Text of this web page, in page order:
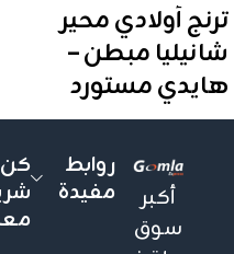
ترنج أولادي محير
شانيليا مبطن –
هايدي مستورد
موديل عملي بخامة شانيليا
مبطنة، تقفيل عالي الجودة،
تصميم أنيق ومتين يناسب
الأولاد من 30 لـ 50 كيلو ✨
أكبر
سوق
روابط
مفيدة
كن